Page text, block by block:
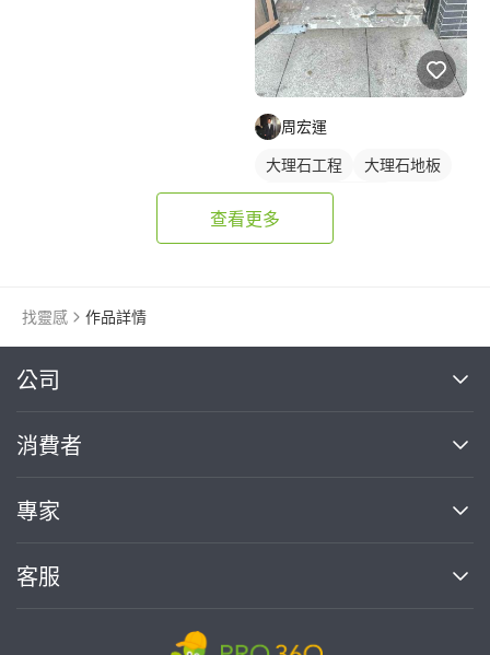
周宏運
大理石工程
大理石地板
石材地板拋光打臘
石材地板
查看更多
找靈感 作品詳情
公司
關於我們
部落格
加入我們
消費者
買服務
熱門服務
專家
案件中心
客服
繼續完成